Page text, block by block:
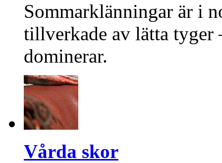
Sommarklänningar är i
tillverkade av lätta tyger
dominerar.
Vårda skor